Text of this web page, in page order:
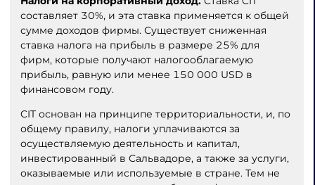
составляет 30%, и эта ставка применяется к общей
сумме доходов фирмы. Существует сниженная
ставка налога на прибыль в размере 25% для
фирм, которые получают налогооблагаемую
прибыль, равную или менее 150 000 USD в
финансовом году.
CIT основан на принципе территориальности, и, по
общему правилу, налоги уплачиваются за
осуществляемую деятельность и капитал,
инвестированный в Сальвадоре, а также за услуги,
оказываемые или используемые в стране. Тем не